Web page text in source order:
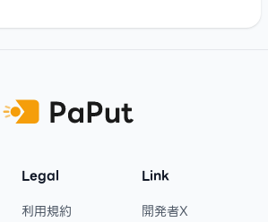
Legal
利用規約
Link
開発者X